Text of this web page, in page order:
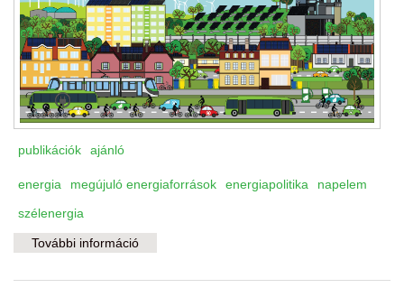
publikációk ajánló
energia megújuló energiaforrások energiapolitika
napelem
szélenergia
További információ